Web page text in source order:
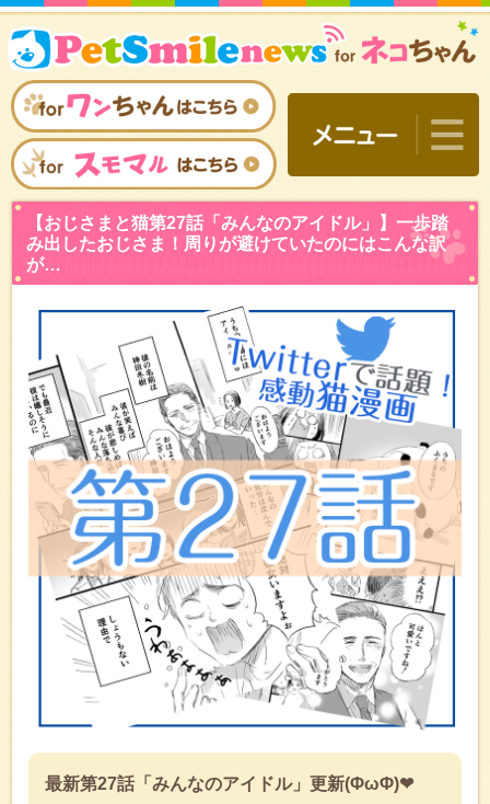
【おじさまと猫第27話「
み出したおじさま！周りが
が…
最新第27話「みんなのアイドル」更新(ΦωΦ)❤